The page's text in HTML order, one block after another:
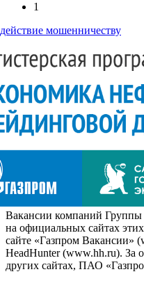
1
мошенничеству
Вакансии компаний Группы
на официальных сайтах
сайте «Газпром Вакансии»
HeadHunter (www.hh.ru). За
других сайтах, ПАО